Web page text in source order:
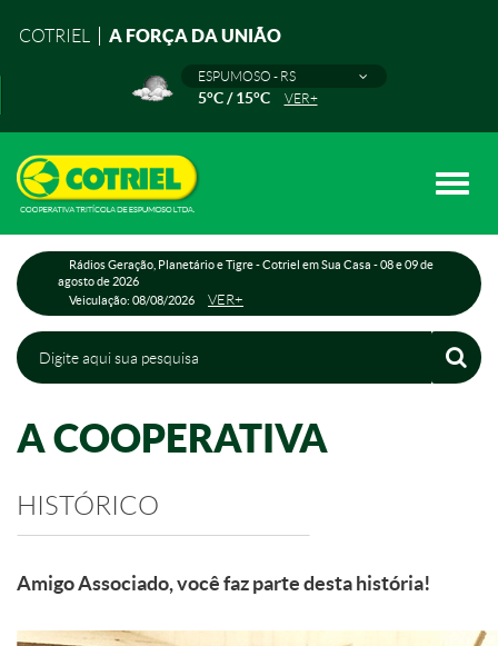
COTRIEL A FORÇA DA UNIÃO
ESPUMOSO - RS
5°C / 15°C VER+
Toggle
Rádios Geração, Planetário e Tigre - Cotriel em Sua Casa - 08 e 09 de
agosto de 2026
Veiculação: 08/08/2026
VER+
A COOPERATIVA
HISTÓRICO
Amigo Associado, você faz parte desta história!